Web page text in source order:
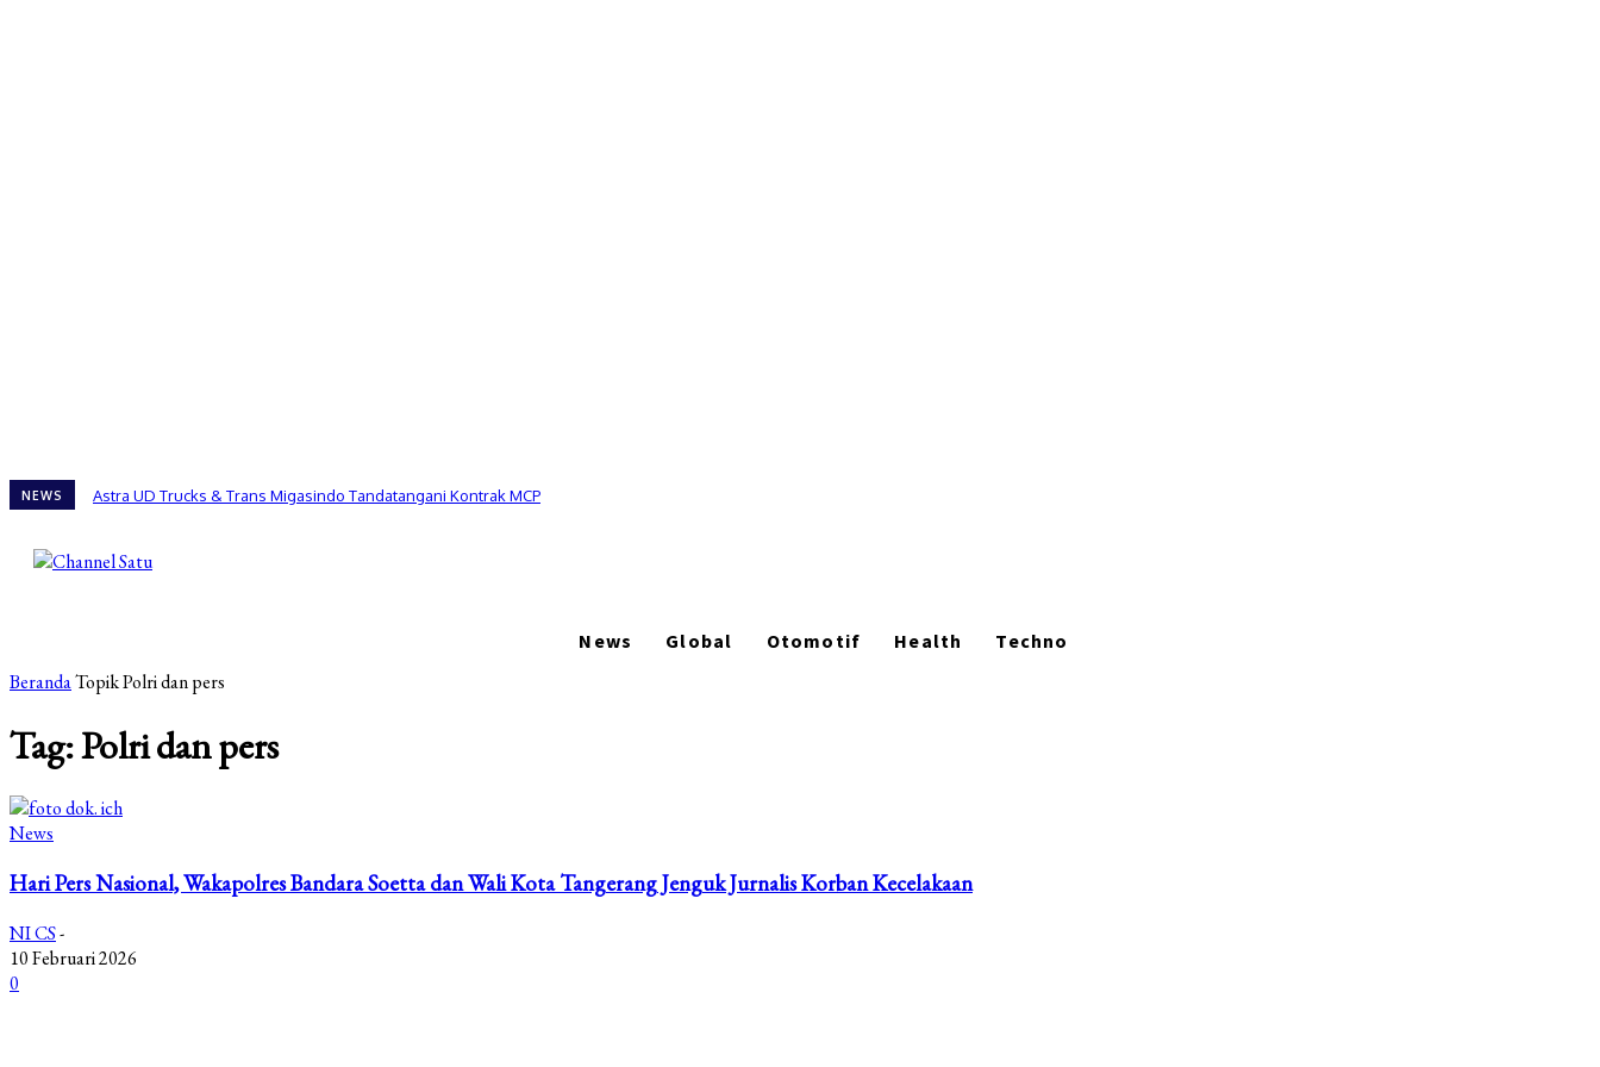
NEWS Astra UD Trucks & Trans Migasindo Tandatangani Kontrak MCP
News Global Otomotif Health Techno
BerandaTopikPolri dan pers
Tag: Polri dan pers
News
Hari Pers Nasional, Wakapolres Bandara Soetta dan Wali Kota Tangerang Jenguk Jurnalis Korban Kecelakaan
NI CS-
10 Februari 2026
0